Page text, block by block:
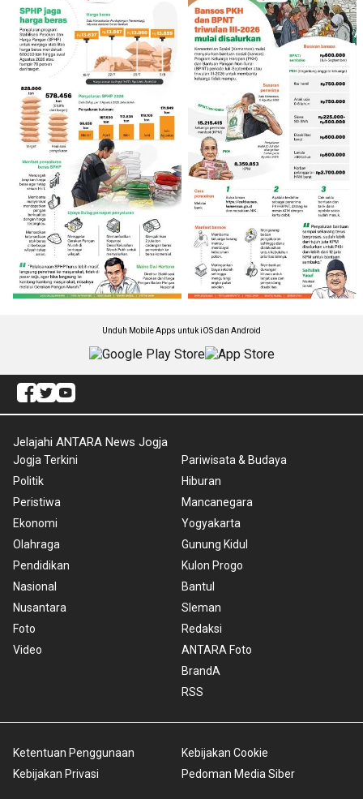
Unduh Mobile Apps untuk iOS dan Android
Jelajahi ANTARA News Jogja
Jogja Terkini
Politik
Peristiwa
Ekonomi
Olahraga
Pendidikan
Nasional
Nusantara
Foto
Video
Pariwisata & Budaya
Hiburan
Mancanegara
Yogyakarta
Gunung Kidul
Kulon Progo
Bantul
Sleman
Redaksi
ANTARA Foto
BrandA
RSS
Ketentuan Penggunaan
Kebijakan Privasi
Kebijakan Cookie
Pedoman Media Siber